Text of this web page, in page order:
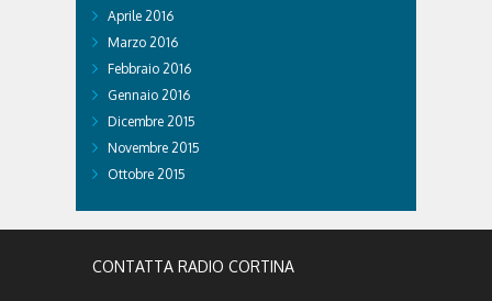
Aprile 2016
Marzo 2016
Febbraio 2016
Gennaio 2016
Dicembre 2015
Novembre 2015
Ottobre 2015
CONTATTA RADIO CORTINA